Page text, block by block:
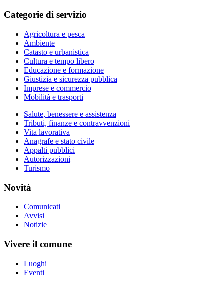
Categorie di servizio
Agricoltura e pesca
Ambiente
Catasto e urbanistica
Cultura e tempo libero
Educazione e formazione
Giustizia e sicurezza pubblica
Imprese e commercio
Mobilità e trasporti
Salute, benessere e assistenza
Tributi, finanze e contravvenzioni
Vita lavorativa
Anagrafe e stato civile
Appalti pubblici
Autorizzazioni
Turismo
Novità
Comunicati
Avvisi
Notizie
Vivere il comune
Luoghi
Eventi